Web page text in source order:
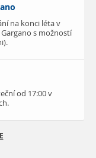
na konci léta v
s možností
od 17:00 v